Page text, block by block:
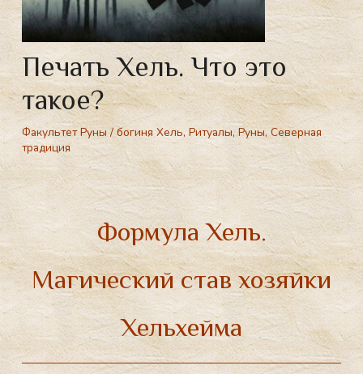
Печать Хель. Что это
такое?
Факультет Руны/богиня Хель,Ритуалы,Руны,Северная
традиция
Формула Хель.
Магический став хозяйки
Хельхейма